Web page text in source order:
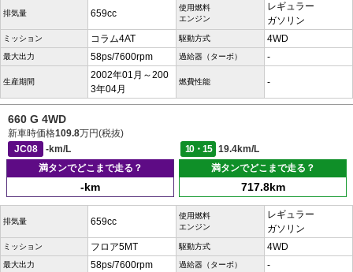
排気量 659cc
使用燃料
エンジン
レギュラー
ガソリン
ミッション コラム4AT 駆動方式 4WD
最大出力 58ps/7600rpm 過給器（ターボ） -
生産期間
2002年01月～200
3年04月
燃費性能 -
660 G 4WD
新車時価格109.8万円(税抜)
JC08
-km/L 10・15
19.4km/L
満タンでどこまで走る？
-km
満タンでどこまで走る？
717.8km
排気量 659cc
使用燃料
エンジン
レギュラー
ガソリン
ミッション フロア5MT 駆動方式 4WD
最大出力 58ps/7600rpm 過給器（ターボ） -